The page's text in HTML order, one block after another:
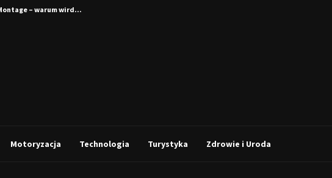
– warum wird...
Motoryzacja Technologia Turystyka Zdrowie i Uroda